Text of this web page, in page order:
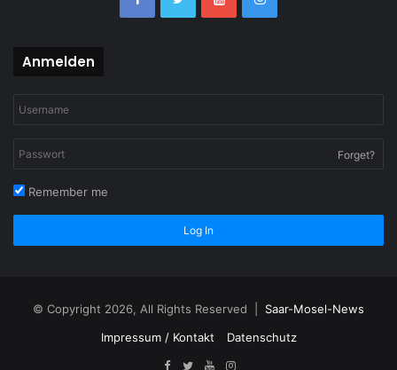
Anmelden
Forget?
Remember me
Log In
© Copyright 2026, All Rights Reserved | Saar-Mosel-News
Impressum / Kontakt
Datenschutz